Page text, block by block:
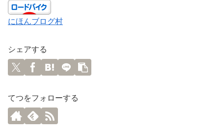
にほんブログ村
シェアする
てつをフォローする